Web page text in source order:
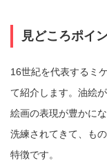
見どころポイ
16世紀を代表するミ
て紹介します。油絵
絵画の表現が豊かに
洗練されてきて、も
特徴です。